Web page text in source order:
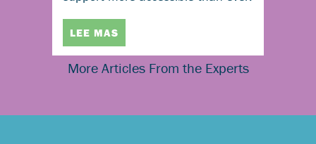
LEE MAS
More Articles From the Experts